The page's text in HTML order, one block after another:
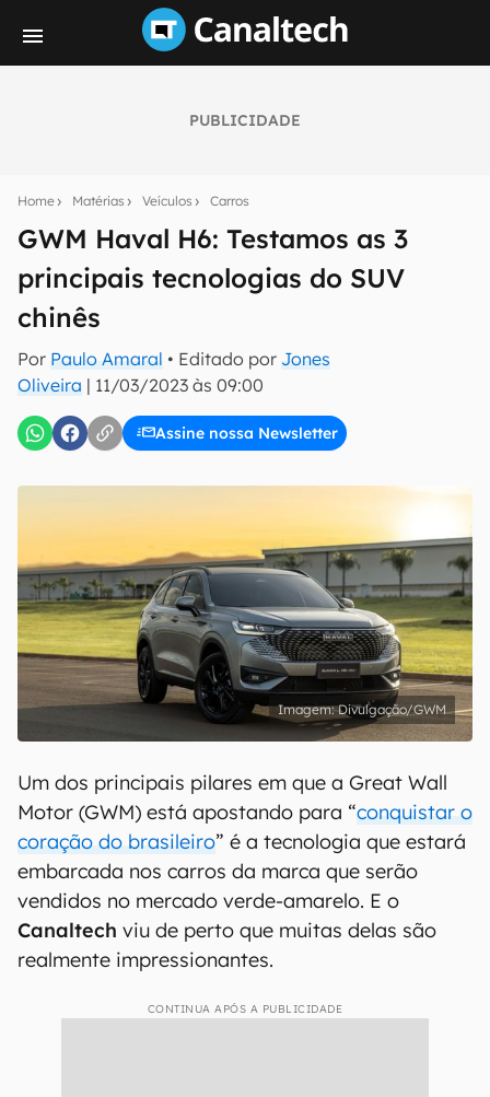
PUBLICIDADE
Home Matérias Veículos Carros
GWM Haval H6: Testamos as 3
principais tecnologias do SUV
chinês
Por Paulo Amaral • Editado por Jones
Oliveira | 11/03/2023 às 09:00
Assine nossa Newsletter
notícias e reviews sobre tecnologia em primeira
mão.
E-mail
inscreva-se
Confirmo que li, aceito e concordo com os Termos de
Uso e Política de Privacidade do Canaltech.
Divulgação/GWM
Um dos principais pilares em que a Great Wall
Motor (GWM) está apostando para “conquistar o
coração do brasileiro” é a tecnologia que estará
embarcada nos carros da marca que serão
vendidos no mercado verde-amarelo. E o
Canaltech viu de perto que muitas delas são
realmente impressionantes.
CONTINUA APÓS A PUBLICIDADE